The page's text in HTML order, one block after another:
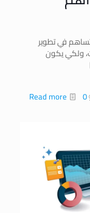
في تطوير
ولكي يكون
0
Read more